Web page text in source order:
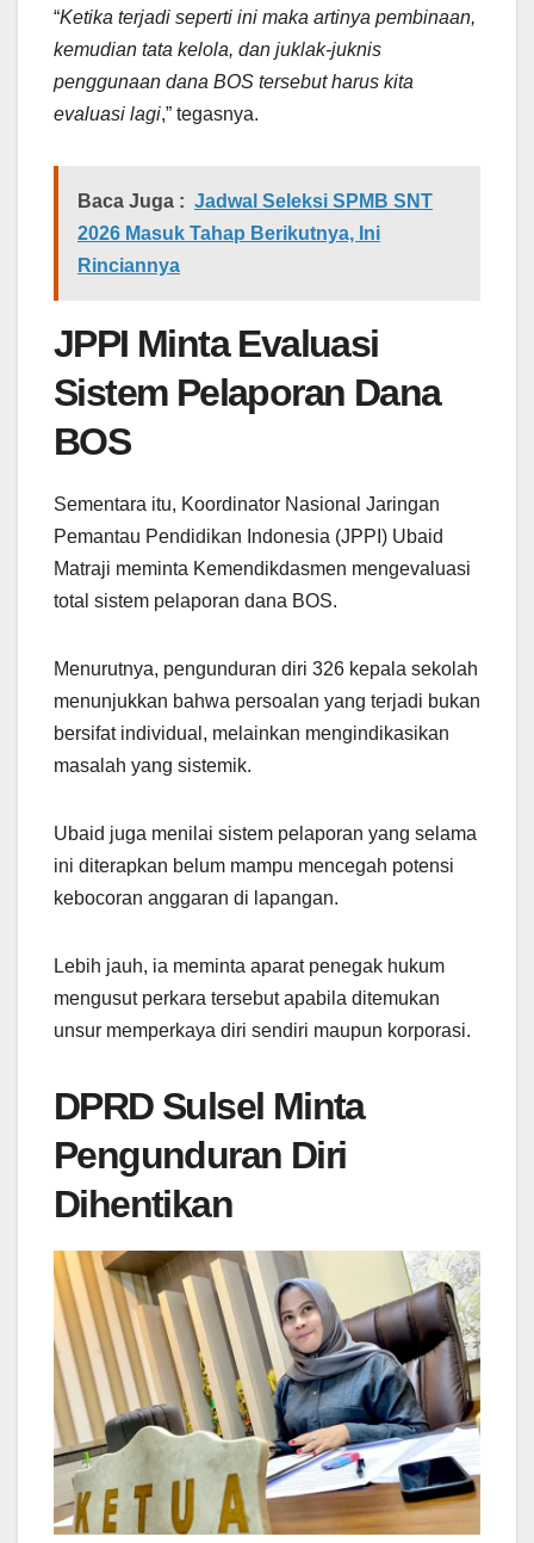
“Ketika terjadi seperti ini maka artinya pembinaan,
kemudian tata kelola, dan juklak-juknis
penggunaan dana BOS tersebut harus kita
evaluasi lagi,” tegasnya.
Baca Juga : Jadwal Seleksi SPMB SNT
2026 Masuk Tahap Berikutnya, Ini
Rinciannya
JPPI Minta Evaluasi
Sistem Pelaporan Dana
BOS
Sementara itu, Koordinator Nasional Jaringan
Pemantau Pendidikan Indonesia (JPPI) Ubaid
Matraji meminta Kemendikdasmen mengevaluasi
total sistem pelaporan dana BOS.
Menurutnya, pengunduran diri 326 kepala sekolah
menunjukkan bahwa persoalan yang terjadi bukan
bersifat individual, melainkan mengindikasikan
masalah yang sistemik.
Ubaid juga menilai sistem pelaporan yang selama
ini diterapkan belum mampu mencegah potensi
kebocoran anggaran di lapangan.
Lebih jauh, ia meminta aparat penegak hukum
mengusut perkara tersebut apabila ditemukan
unsur memperkaya diri sendiri maupun korporasi.
DPRD Sulsel Minta
Pengunduran Diri
Dihentikan